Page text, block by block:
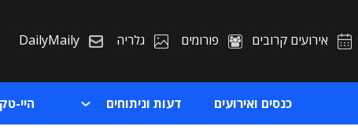
אירועים קרובים פורומים גלריה DailyMaily
כנסים ואירועים דעות וניתוחים היי-